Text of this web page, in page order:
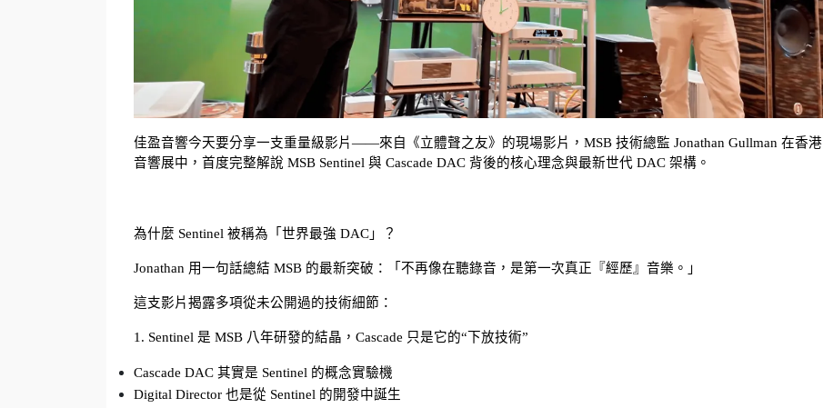
佳盈音響今天要分享一支重量級影片——來自《立體聲之友》的現場影片，MSB 技術總監 Jonathan Gullman 在香港
音響展中，首度完整解說 MSB Sentinel 與 Cascade DAC 背後的核心理念與最新世代 DAC 架構。
為什麼 Sentinel 被稱為「世界最強 DAC」？
Jonathan 用一句話總結 MSB 的最新突破： 「不再像在聽錄音，是第一次真正『經歷』音樂。」
這支影片揭露多項從未公開過的技術細節：
1. Sentinel 是 MSB 八年研發的結晶，Cascade 只是它的“下放技術”
Cascade DAC 其實是 Sentinel 的概念實驗機
Digital Director 也是從 Sentinel 的開發中誕生